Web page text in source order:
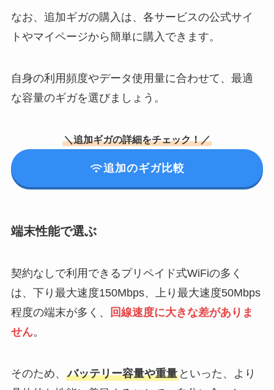
なお、追加ギガの購入は、各サービスの公式サイ
トやマイページから簡単に購入できます。
自身の利用頻度やデータ使用量に合わせて、最適
な容量のギガを選びましょう。
＼追加ギガの詳細をチェック！／
追加のギガ比較
端末性能で選ぶ
契約なしで利用できるプリペイド式WiFiの多く
は、下り最大速度150Mbps、上り最大速度50Mbps
程度の端末が多く、
回線速度に大きな差がありま
せん。
そのため、 バッテリー容量や重量といった、より